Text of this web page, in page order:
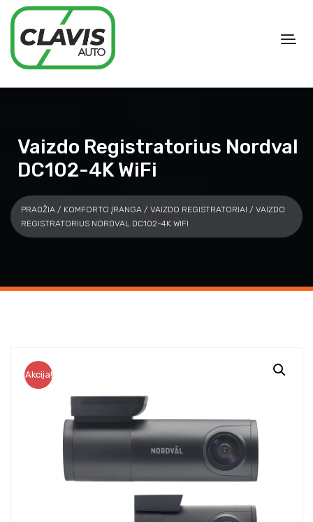
Vaizdo Registratorius Nordval
DC102-4K WiFi
PRADŽIA / KOMFORTO ĮRANGA / VAIZDO REGISTRATORIAI / VAIZDO
REGISTRATORIUS NORDVAL DC102-4K WIFI
Akcija!